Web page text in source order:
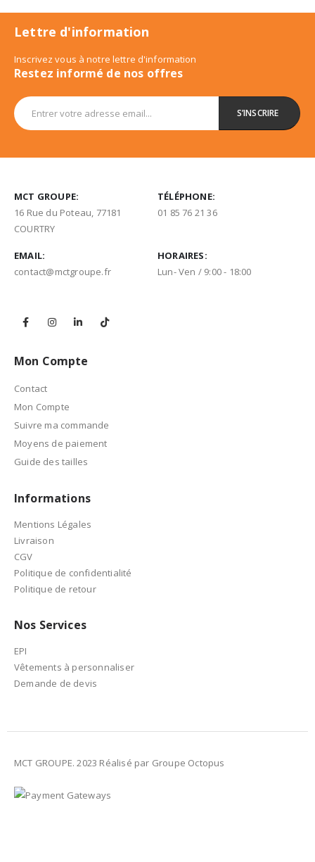
Lettre d'information
Inscrivez vous à notre lettre d'information
Restez informé de nos offres
MCT GROUPE:
16 Rue du Poteau, 77181
COURTRY
TÉLÉPHONE:
01 85 76 21 36
EMAIL:
contact@mctgroupe.fr
HORAIRES:
Lun- Ven / 9:00 - 18:00
Mon Compte
Contact
Mon Compte
Suivre ma commande
Moyens de paiement
Guide des tailles
Informations
Mentions Légales
Livraison
CGV
Politique de confidentialité
Politique de retour
Nos Services
EPI
Vêtements à personnaliser
Demande de devis
MCT GROUPE. 2023 Réalisé par Groupe Octopus